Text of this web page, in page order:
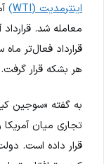
اینترمدیت (WTI)
هر بشکه قرار گرفت.
تجاری میان
قرار داده است.